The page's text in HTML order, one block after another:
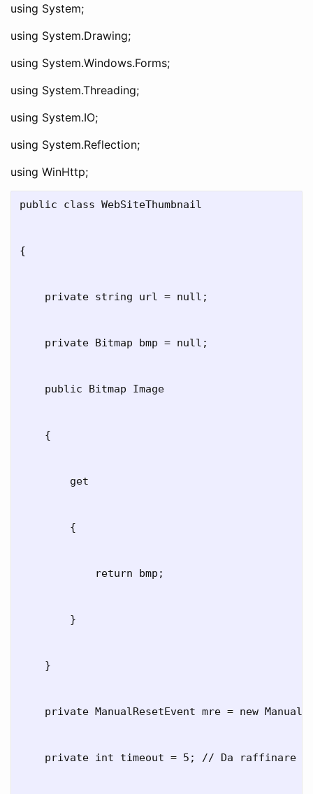
using System;
using System.Drawing;
using System.Windows.Forms;
using System.Threading;
using System.IO;
using System.Reflection;
using WinHttp;
public class WebSiteThumbnail
{
    private string url = null;
    private Bitmap bmp = null;
    public Bitmap Image
    {
        get
        {
            return bmp;
        }
    }
private ManualResetEvent mre = new
    private int timeout = 5; // Da raffinare